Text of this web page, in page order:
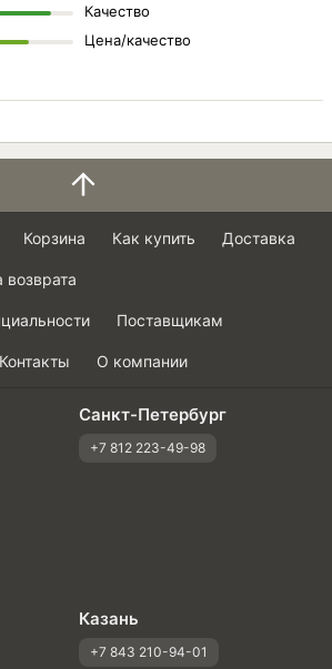
Качество
Цена/качество
Корзина Как купить Доставка
возврата
Поставщикам
Контакты О компании
Санкт-Петербург
+7 812 223-49-98
Казань
+7 843 210-94-01